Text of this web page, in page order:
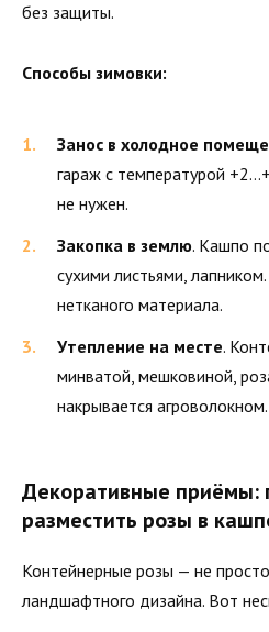
без защиты.
Способы зимовки:
Занос в холодное
гараж с температурой
не нужен.
Закопка в землю. Кашпо
сухими листьями,
нетканого материала.
Утепление на месте.
минватой, мешковиной,
накрывается агроволокном.
Декоративные приёмы:
разместить розы в
Контейнерные розы — не
ландшафтного дизайна. Вот